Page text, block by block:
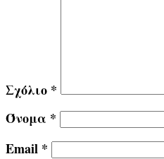
Σχόλιο *
Όνομα *
Email *